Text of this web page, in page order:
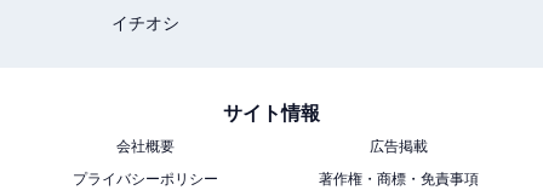
イチオシ
サイト情報
会社概要
広告掲載
プライバシーポリシー
著作権・商標・免責事項